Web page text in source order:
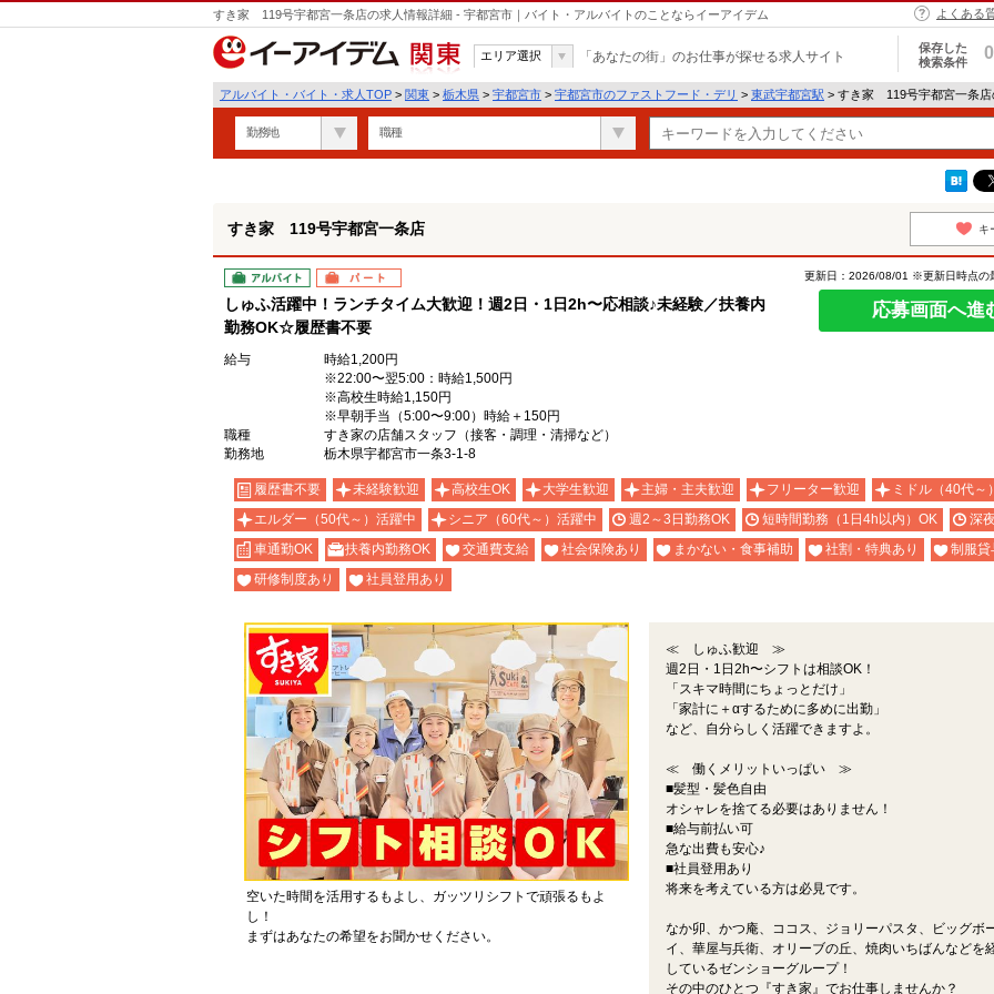
すき家 119号宇都宮一条店の求人情報詳細 - 宇都宮市｜バイト・アルバイトのことならイーアイデム よくある
関東
エリア選択 「あなたの街」のお仕事が探せる求人サイト
保存した
検索条件
0
アルバイト・バイト・求人TOP > 関東 > 栃木県 > 宇都宮市 > 宇都宮市のファストフード・デリ > 東武宇都宮駅 > すき家 119号宇都宮一条店
勤務地 職種
すき家 119号宇都宮一条店 キ
アルバイト パート
しゅふ活躍中！ランチタイム大歓迎！週2日・1日2h〜応相談♪未経験／扶養内
勤務OK☆履歴書不要
更新日：2026/08/01 ※更新日時点の
応募画面へ進
給与
時給1,200円
※22:00〜翌5:00：時給1,500円
※高校生時給1,150円
※早朝手当（5:00〜9:00）時給＋150円
職種
すき家の店舗スタッフ（接客・調理・清掃など）
勤務地
栃木県宇都宮市一条3-1-8
履歴書不要 未経験歓迎 高校生OK 大学生歓迎 主婦・主夫歓迎 フリーター歓迎
ミドル（40代～
エルダー（50代～）活躍中
シニア（60代～）活躍中 週2～3日勤務OK 短時間勤務（1日4h以内）OK
深夜
車通勤OK
扶養内勤務OK 交通費支給 社会保険あり まかない・食事補助 社割・特典あり
制服貸
研修制度あり
社員登用あり
空いた時間を活用するもよし、ガッツリシフトで頑張るもよ
し！
まずはあなたの希望をお聞かせください。
≪ しゅふ歓迎 ≫
週2日・1日2h〜シフトは相談OK！
「スキマ時間にちょっとだけ」
「家計に＋αするために多めに出勤」
など、自分らしく活躍できますよ。
≪ 働くメリットいっぱい ≫
■髪型・髪色自由
オシャレを捨てる必要はありません！
■給与前払い可
急な出費も安心♪
■社員登用あり
将来を考えている方は必見です。
なか卯、かつ庵、ココス、ジョリーパスタ、ビッグボ
イ、華屋与兵衛、オリーブの丘、焼肉いちばんなどを
しているゼンショーグループ！
その中のひとつ『すき家』でお仕事しませんか？